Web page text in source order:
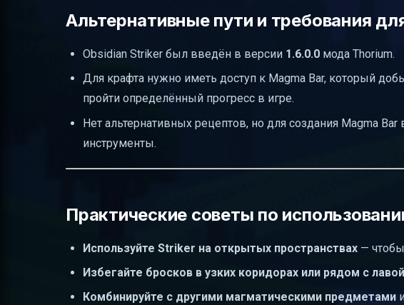
Альтернативные пути и требования
Obsidian Striker был введён в версии 1.6.0.0 мода Thorium.
Для крафта нужно иметь доступ к Magma Bar, который
пройти определённый прогресс в игре.
Нет альтернативных рецептов, но для создания Magma
инструменты.
Практические советы по
Используйте Striker на открытых пространствах —
Избегайте бросков в узких коридорах или рядом с лавой
Комбинируйте с другими магматическими предметами